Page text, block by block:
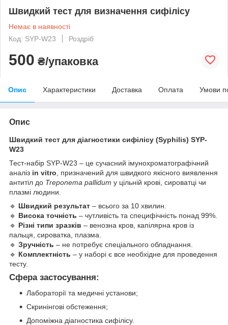
Швидкий тест для визначення сифілісу
Немає в наявності
Код: SYP-W23
Роздріб
500 ₴/упаковка
Опис Характеристики Доставка Оплата Умови
Опис
Швидкий тест для діагностики сифілісу (Syphilis) SYP-
W23
Тест-набір SYP-W23 – це сучасний імунохроматографічний
аналіз in vitro , призначений для швидкого якісного виявлення
антитіл до Treponema pallidum у цільній крові, сироватці чи
плазмі людини.
🔹 Швидкий результат – всього за 10 хвилин.
🔹 Висока точність – чутливість та специфічність понад 99%.
🔹 Різні типи зразків – венозна кров, капілярна кров із
пальця, сироватка, плазма.
🔹 Зручність – не потребує спеціального обладнання.
🔹 Комплектність – у наборі є все необхідне для проведення
тесту.
Сфера застосування:
Лабораторії та медичні установи;
Скринінгові обстеження;
Допоміжна діагностика сифілісу.